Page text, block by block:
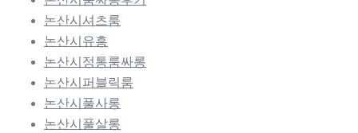
논산시셔츠룸
논산시유흥
논산시정통룸싸롱
논산시퍼블릭룸
논산시풀사롱
논산시풀살롱